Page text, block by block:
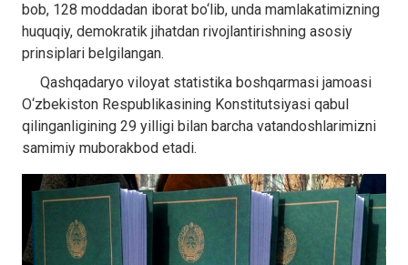
bob, 128 moddadan iborat bo‘lib, unda mamlakatimizning
huquqiy, demokratik jihatdan rivojlantirishning asosiy
prinsiplari belgilangan.
Qashqadaryo viloyat statistika boshqarmasi jamoasi
O‘zbekiston Respublikasining Konstitutsiyasi qabul
qilinganligining 29 yilligi bilan barcha vatandoshlarimizni
samimiy muborakbod etadi.